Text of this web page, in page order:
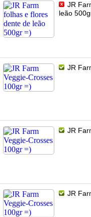
JR
leão
JR
JR
JR